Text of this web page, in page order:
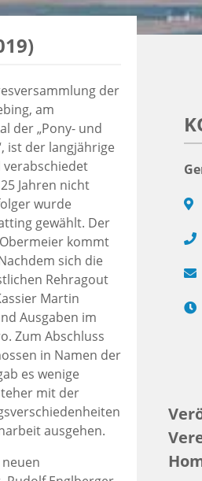
der
am
der „Pony- und
ist der langjährige
verabschiedet
Jahren nicht
wurde
gewählt. Der
kommt
sich die
Rehragout
Martin
Ausgaben im
Zum Abschluss
in Namen der
es wenige
mit der
ausgehen.